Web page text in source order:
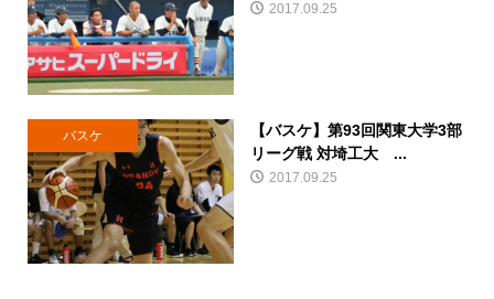
2017.09.25
バスケ
【バスケ】第93回関東大学3部
リーグ戦 対埼工大 ...
2017.09.25